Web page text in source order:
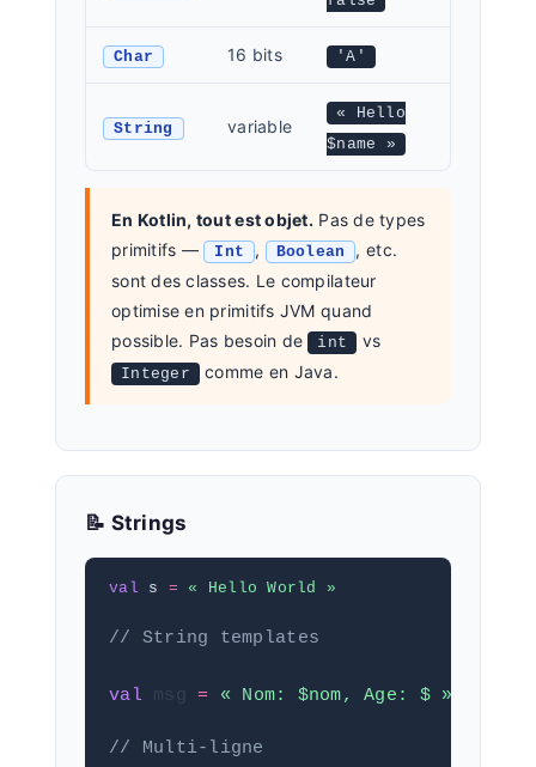
Char 16 bits 'A'
String variable
« Hello
$name »
En Kotlin, tout est objet. Pas de types
primitifs —
Int , Boolean
, etc.
sont des classes. Le compilateur
optimise en primitifs JVM quand
possible. Pas besoin de int vs
Integer comme en Java.
📝 Strings
val s = « Hello World »
// String templates
val msg = « Nom: $nom, Age: $ »
// Multi-ligne